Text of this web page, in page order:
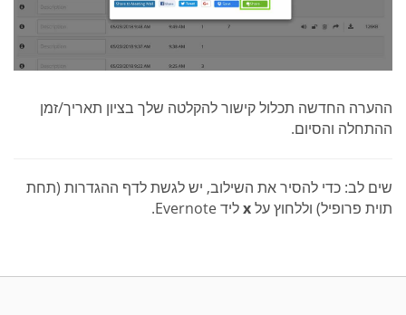
ההערה החדשה תכלול קישור להקלטה שלך בציון תאריך/זמן
ההתחלה והסיום.
שים לב: כדי להסיר את השילוב, יש לגשת לדף ההגדרות (תחת
תוית פרופיל) וללחוץ עלxליד Evernote.